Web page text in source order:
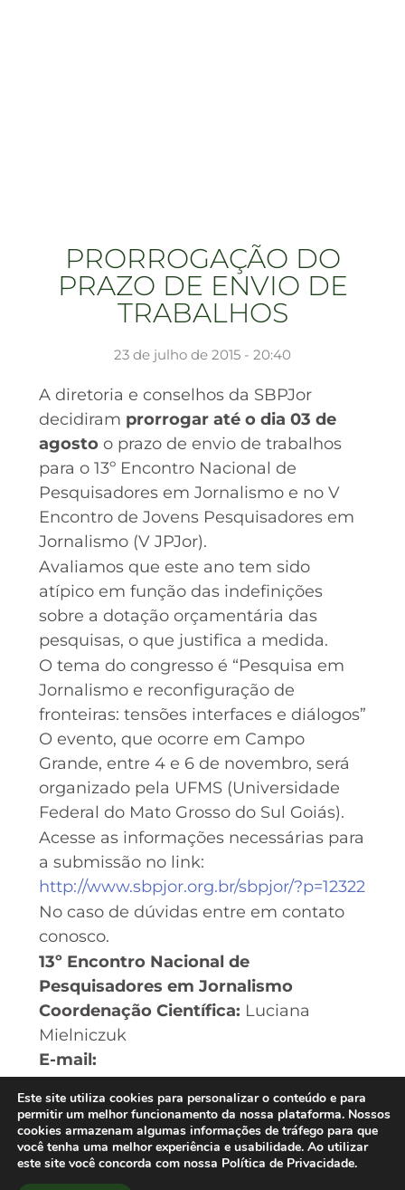
PRORROGAÇÃO DO
PRAZO DE ENVIO DE
TRABALHOS
23 de julho de 2015 - 20:40
A diretoria e conselhos da SBPJor
decidiram prorrogar até o dia 03 de
agostoo prazo de envio de trabalhos
para o 13º Encontro Nacional de
Pesquisadores em Jornalismo e no V
Encontro de Jovens Pesquisadores em
Jornalismo (V JPJor).
Avaliamos que este ano tem sido
atípico em função das indefinições
sobre a dotação orçamentária das
pesquisas, o que justifica a medida.
O tema do congresso é “Pesquisa em
Jornalismo e reconfiguração de
fronteiras: tensões interfaces e diálogos”
O evento, que ocorre em Campo
Grande, entre 4 e 6 de novembro, será
organizado pela UFMS (Universidade
Federal do Mato Grosso do Sul Goiás).
Acesse as informações necessárias para
a submissão no link:
http://www.sbpjor.org.br/sbpjor/?p=12322
No caso de dúvidas entre em contato
conosco.
13º Encontro Nacional de
Pesquisadores em Jornalismo
Coordenação Científica: Luciana
Mielniczuk
E-mail:
V Encontro de Jovens Pesquisadores
em Jornalismo (V JPJor)
Coordenação Científica:Marcelo Träsel
E-mail:
Este site utiliza cookies para personalizar o conteúdo e para
permitir um melhor funcionamento da nossa plataforma. Nossos
cookies armazenam algumas informações de tráfego para que
você tenha uma melhor experiência e usabilidade. Ao utilizar
este site você concorda com nossa Política de Privacidade.